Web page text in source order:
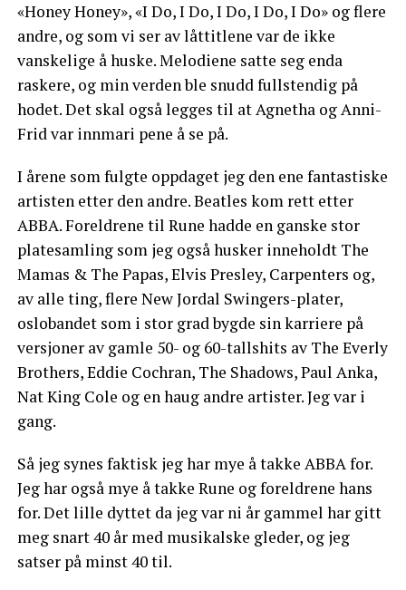
«Honey Honey», «I Do, I Do, I Do, I Do, I Do» og flere
andre, og som vi ser av låttitlene var de ikke
vanskelige å huske. Melodiene satte seg enda
raskere, og min verden ble snudd fullstendig på
hodet. Det skal også legges til at Agnetha og Anni-
Frid var innmari pene å se på.
I årene som fulgte oppdaget jeg den ene fantastiske
artisten etter den andre. Beatles kom rett etter
ABBA. Foreldrene til Rune hadde en ganske stor
platesamling som jeg også husker inneholdt The
Mamas & The Papas, Elvis Presley, Carpenters og,
av alle ting, flere New Jordal Swingers-plater,
oslobandet som i stor grad bygde sin karriere på
versjoner av gamle 50- og 60-tallshits av The Everly
Brothers, Eddie Cochran, The Shadows, Paul Anka,
Nat King Cole og en haug andre artister. Jeg var i
gang.
Så jeg synes faktisk jeg har mye å takke ABBA for.
Jeg har også mye å takke Rune og foreldrene hans
for. Det lille dyttet da jeg var ni år gammel har gitt
meg snart 40 år med musikalske gleder, og jeg
satser på minst 40 til.